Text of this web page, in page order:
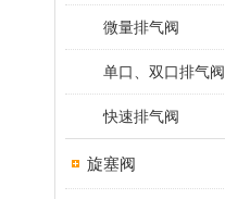
微量排气阀
单口、双口排气阀
快速排气阀
旋塞阀